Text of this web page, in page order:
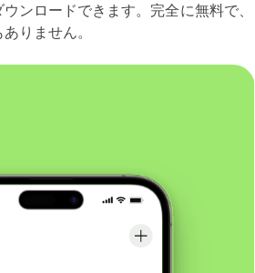
ンロードできます。完全に無料で、
りません。